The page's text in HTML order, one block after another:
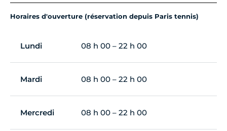
Horaires d'ouverture (réservation depuis Paris tennis)
Lundi 08 h 00 – 22 h 00
Mardi 08 h 00 – 22 h 00
Mercredi 08 h 00 – 22 h 00